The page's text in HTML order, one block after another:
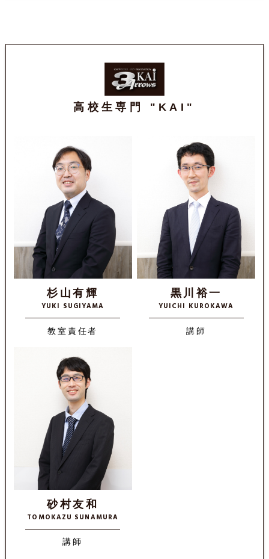
高校生専門 "KAI"
杉山有輝
YUKI SUGIYAMA
教室責任者
黒川裕一
YUICHI KUROKAWA
講師
砂村友和
TOMOKAZU SUNAMURA
講師